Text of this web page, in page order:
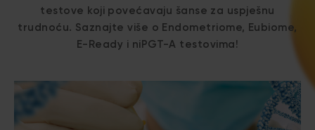
testove koji povećavaju šanse za uspješnu
trudnoću. Saznajte više o Endometriome, Eubiome,
E-Ready i niPGT-A testovima!